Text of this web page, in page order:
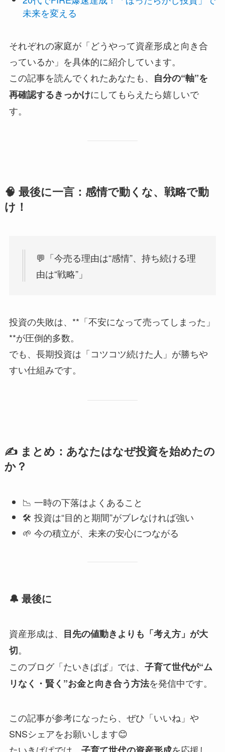
未来を変える
それぞれの家庭が「どうやって資産形成と向き合
っているか」を具体的に紹介しています。
この記事を読んでくれたあなたも、 自分の“軸”を
再確認するきっかけにしてもらえたら嬉しいで
す。
🧠 最後に一言：感情で動くな、戦略で動
け！
💬「今売る理由は“感情”、持ち続ける理
由は“戦略”」
投資の失敗は、**「不安になって売ってしまった」
**が圧倒的多数。
でも、長期投資は「コツコツ続けた人」が勝ちや
すい仕組みです。
✍️ まとめ：あなたはなぜ投資を始めたの
か？
📉 一時の下落はよくあること
🛠 投資は“目的と期間”がブレなければ強い
🌱 今の積立が、未来の安心につながる
🔔 最後に
資産形成は、 目先の値動きよりも「考え方」が大
切。
このブログ「たいきぱぱ」では、 子育て世代が“ム
リなく・賢く”お金と向き合う方法を発信中です。
この記事が参考になったら、ぜひ「いいね」や
SNSシェアをお願いします😊